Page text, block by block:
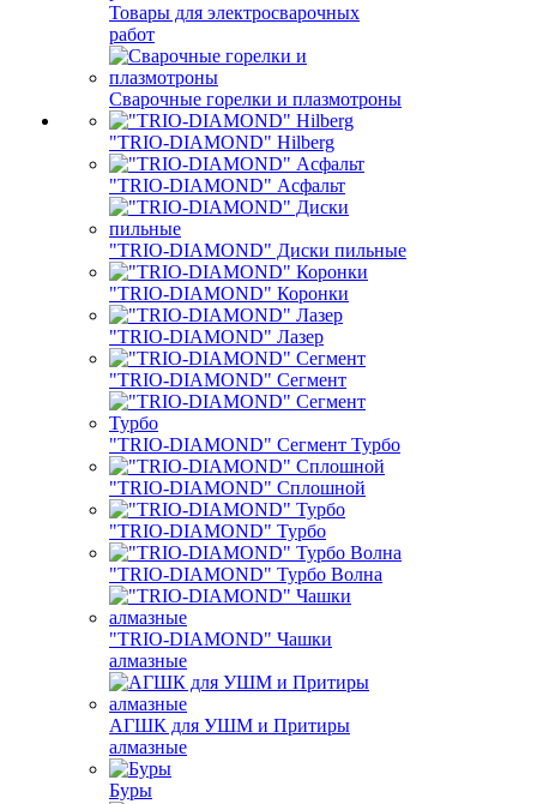
Товары для электросварочных
работ
Сварочные горелки и плазмотроны
"TRIO-DIAMOND" Hilberg
"TRIO-DIAMOND" Асфальт
"TRIO-DIAMOND" Диски пильные
"TRIO-DIAMOND" Коронки
"TRIO-DIAMOND" Лазер
"TRIO-DIAMOND" Сегмент
"TRIO-DIAMOND" Сегмент Турбо
"TRIO-DIAMOND" Сплошной
"TRIO-DIAMOND" Турбо
"TRIO-DIAMOND" Турбо Волна
"TRIO-DIAMOND" Чашки
алмазные
АГШК для УШМ и Притиры
алмазные
Буры